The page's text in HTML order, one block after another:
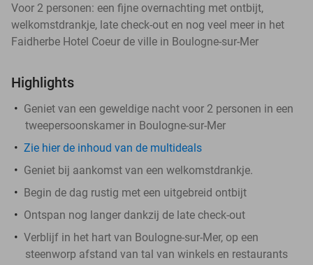
Voor 2 personen: een fijne overnachting met ontbijt,
welkomstdrankje, late check-out en nog veel meer in het
Faidherbe Hotel Coeur de ville in Boulogne-sur-Mer
Highlights
Geniet van een geweldige nacht voor 2 personen in een
tweepersoonskamer in Boulogne-sur-Mer
Zie hier de inhoud van de multideals
Geniet bij aankomst van een welkomstdrankje.
Begin de dag rustig met een uitgebreid ontbijt
Ontspan nog langer dankzij de late check-out
Verblijf in het hart van Boulogne-sur-Mer, op een
steenworp afstand van tal van winkels en restaurants